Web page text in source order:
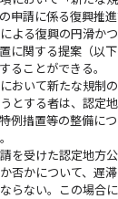
申請に係る復興推
よる復興の円滑か
に関する提案（以
ることができる。
おいて新たな規制
とする者は、認定
例措置等の整備に
を受けた認定地方
否かについて、遅
らない。この場合